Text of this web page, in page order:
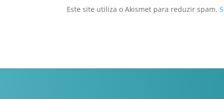
Este site utiliza o Akismet para reduzir spam.